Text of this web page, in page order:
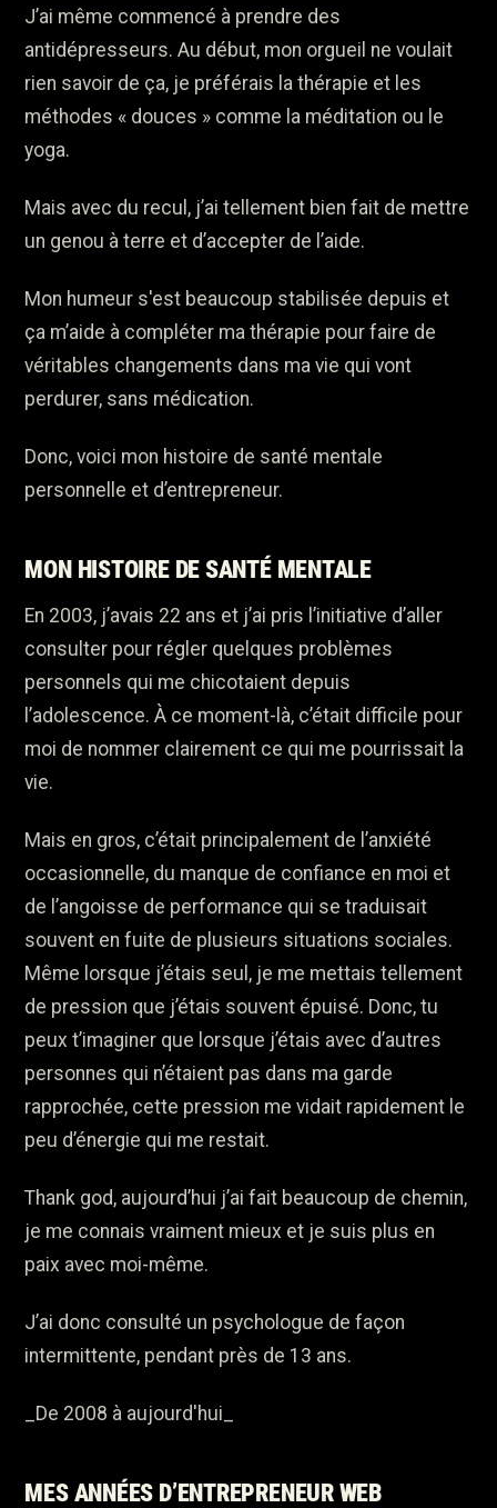
J’ai même commencé à prendre des
antidépresseurs. Au début, mon orgueil ne voulait
rien savoir de ça, je préférais la thérapie et les
méthodes « douces » comme la méditation ou le
yoga.
Mais avec du recul, j’ai tellement bien fait de mettre
un genou à terre et d’accepter de l’aide.
Mon humeur s'est beaucoup stabilisée depuis et
ça m’aide à compléter ma thérapie pour faire de
véritables changements dans ma vie qui vont
perdurer, sans médication.
Donc, voici mon histoire de santé mentale
personnelle et d’entrepreneur.
MON HISTOIRE DE SANTÉ MENTALE
En 2003, j’avais 22 ans et j’ai pris l’initiative d’aller
consulter pour régler quelques problèmes
personnels qui me chicotaient depuis
l’adolescence. À ce moment-là, c’était difficile pour
moi de nommer clairement ce qui me pourrissait la
vie.
Mais en gros, c’était principalement de l’anxiété
occasionnelle, du manque de confiance en moi et
de l’angoisse de performance qui se traduisait
souvent en fuite de plusieurs situations sociales.
Même lorsque j’étais seul, je me mettais tellement
de pression que j’étais souvent épuisé. Donc, tu
peux t’imaginer que lorsque j’étais avec d’autres
personnes qui n’étaient pas dans ma garde
rapprochée, cette pression me vidait rapidement le
peu d’énergie qui me restait.
Thank god, aujourd’hui j’ai fait beaucoup de chemin,
je me connais vraiment mieux et je suis plus en
paix avec moi-même.
J’ai donc consulté un psychologue de façon
intermittente, pendant près de 13 ans.
_De 2008 à aujourd'hui_
MES ANNÉES D’ENTREPRENEUR WEB